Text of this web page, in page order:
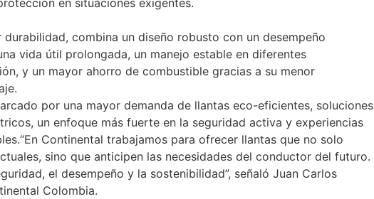
en situaciones exigentes.
durabilidad, combina un diseño robusto con un desempeño
vida útil prolongada, un manejo estable en diferentes
y un mayor ahorro de combustible gracias a su menor
por una mayor demanda de llantas eco-eficientes, soluciones
un enfoque más fuerte en la seguridad activa y experiencias
Continental trabajamos para ofrecer llantas que no solo
sino que anticipen las necesidades del conductor del futuro.
el desempeño y la sostenibilidad”, señaló Juan Carlos
Colombia.